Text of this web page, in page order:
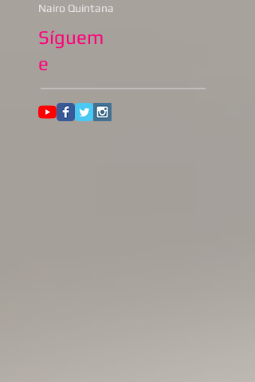
Nairo Quintana
Síguem
e